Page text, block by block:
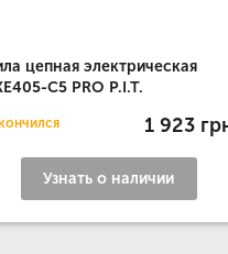
цепная электрическая
C5 PRO P.I.T.
1 923
Узнать о наличии